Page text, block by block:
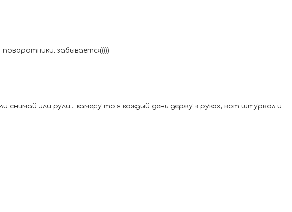
забывается))))
или рули... камеру то я каждый день держу в руках, вот штурвал и